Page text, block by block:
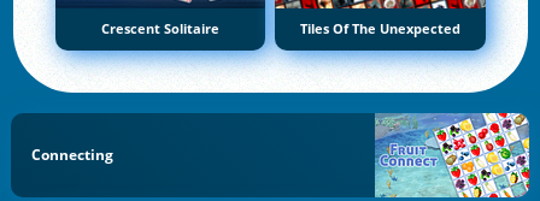
Crescent Solitaire Tiles Of The Unexpected
Connecting